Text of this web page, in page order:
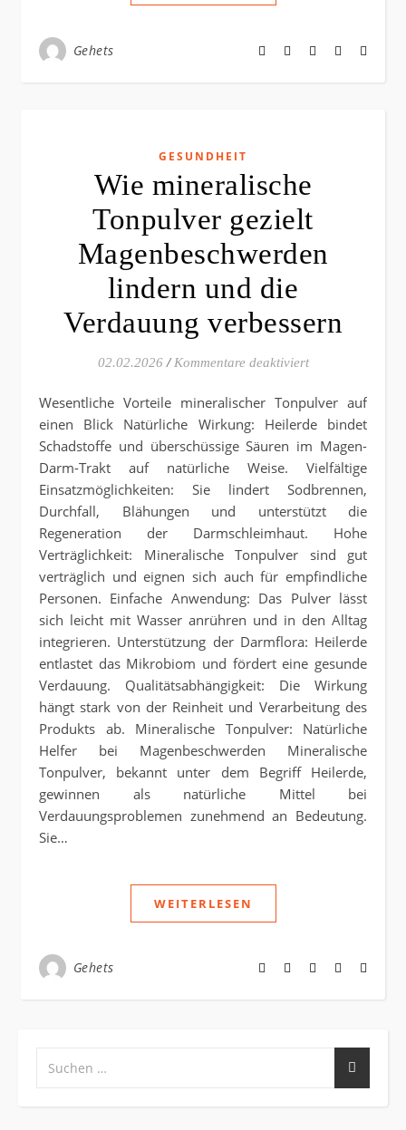
Gehets
GESUNDHEIT
Wie mineralische
Tonpulver gezielt
Magenbeschwerden
lindern und die
Verdauung verbessern
02.02.2026 / Kommentare deaktiviertfür Wie
Wesentliche Vorteile mineralischer Tonpulver auf
einen Blick Natürliche Wirkung: Heilerde bindet
Schadstoffe und überschüssige Säuren im Magen-
Darm-Trakt auf natürliche Weise. Vielfältige
Einsatzmöglichkeiten: Sie lindert Sodbrennen,
Durchfall, Blähungen und unterstützt die
Regeneration der Darmschleimhaut. Hohe
Verträglichkeit: Mineralische Tonpulver sind gut
verträglich und eignen sich auch für empfindliche
Personen. Einfache Anwendung: Das Pulver lässt
sich leicht mit Wasser anrühren und in den Alltag
integrieren. Unterstützung der Darmflora: Heilerde
entlastet das Mikrobiom und fördert eine gesunde
Verdauung. Qualitätsabhängigkeit: Die Wirkung
hängt stark von der Reinheit und Verarbeitung des
Produkts ab. Mineralische Tonpulver: Natürliche
Helfer bei Magenbeschwerden Mineralische
Tonpulver, bekannt unter dem Begriff Heilerde,
gewinnen als natürliche Mittel bei
Verdauungsproblemen zunehmend an Bedeutung.
Sie…
WEITERLESEN
Gehets